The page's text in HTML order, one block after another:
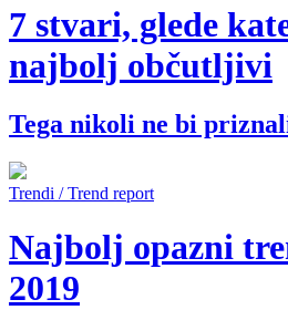
7 stvari, glede
najbolj občutljivi
Tega nikoli ne bi
Trendi / Trend report
Najbolj opazni
2019